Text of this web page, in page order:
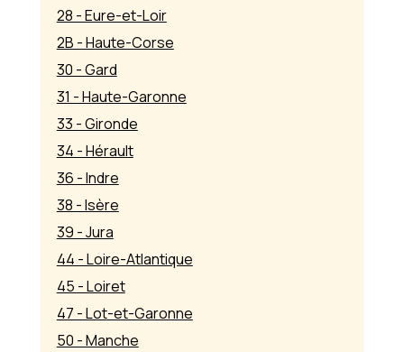
28 - Eure-et-Loir
2B - Haute-Corse
30 - Gard
31 - Haute-Garonne
33 - Gironde
34 - Hérault
36 - Indre
38 - Isère
39 - Jura
44 - Loire-Atlantique
45 - Loiret
47 - Lot-et-Garonne
50 - Manche